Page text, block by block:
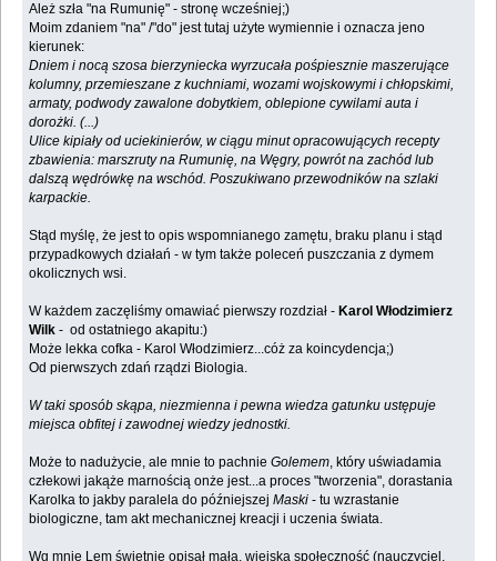
Ależ szła "na Rumunię" - stronę wcześniej;)
Moim zdaniem "na" /"do" jest tutaj użyte wymiennie i oznacza jeno
kierunek:
Dniem i nocą szosa bierzyniecka wyrzucała pośpiesznie maszerujące
kolumny, przemieszane z kuchniami, wozami wojskowymi i chłopskimi,
armaty, podwody zawalone dobytkiem, oblepione cywilami auta i
dorożki. (...)
Ulice kipiały od uciekinierów, w ciągu minut opracowujących recepty
zbawienia: marszruty na Rumunię, na Węgry, powrót na zachód lub
dalszą wędrówkę na wschód. Poszukiwano przewodników na szlaki
karpackie.
Stąd myślę, że jest to opis wspomnianego zamętu, braku planu i stąd
przypadkowych działań - w tym także poleceń puszczania z dymem
okolicznych wsi.
W każdem zaczęliśmy omawiać pierwszy rozdział - Karol Włodzimierz
Wilk- od ostatniego akapitu:)
Może lekka cofka - Karol Włodzimierz...cóż za koincydencja;)
Od pierwszych zdań rządzi Biologia.
W taki sposób skąpa, niezmienna i pewna wiedza gatunku ustępuje
miejsca obfitej i zawodnej wiedzy jednostki.
Może to nadużycie, ale mnie to pachnieGolemem, który uświadamia
człekowi jakąże marnością onże jest...a proces "tworzenia", dorastania
Karolka to jakby paralela do późniejszejMaski - tu wzrastanie
biologiczne, tam akt mechanicznej kreacji i uczenia świata.
Wg mnie Lem świetnie opisał małą, wiejską społeczność (nauczyciel,